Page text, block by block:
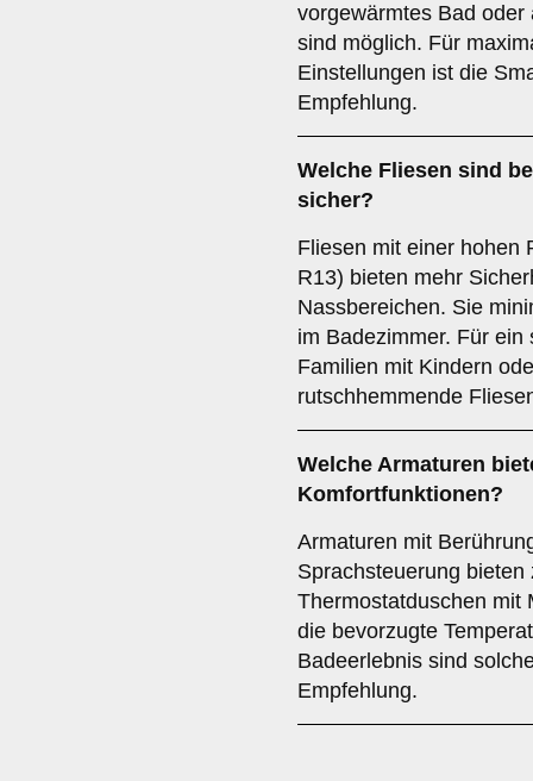
vorgewärmtes Bad
sind möglich. Für
Einstellungen ist die
Empfehlung.
Welche Fliesen sind
sicher?
Fliesen mit einer hohen
R13) bieten mehr
Nassbereichen. Sie
im Badezimmer. Für
Familien mit Kindern
rutschhemmende
Welche Armaturen
Komfortfunktionen?
Armaturen mit
Sprachsteuerung
Thermostatduschen mit
die bevorzugte
Badeerlebnis sind
Empfehlung.